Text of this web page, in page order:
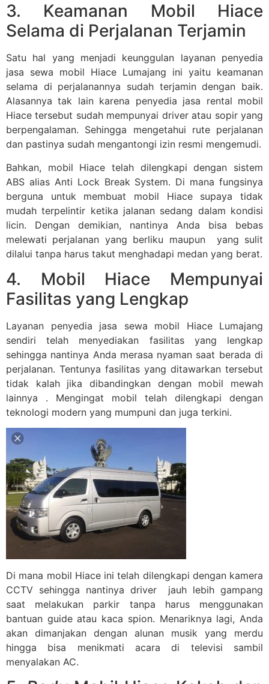
3. Keamanan Mobil Hiace
Selama di Perjalanan Terjamin
Satu hal yang menjadi keunggulan layanan penyedia
jasa sewa mobil Hiace Lumajang ini yaitu keamanan
selama di perjalanannya sudah terjamin dengan baik.
Alasannya tak lain karena penyedia jasa rental mobil
Hiace tersebut sudah mempunyai driver atau sopir yang
berpengalaman. Sehingga mengetahui rute perjalanan
dan pastinya sudah mengantongi izin resmi mengemudi.
Bahkan, mobil Hiace telah dilengkapi dengan sistem
ABS alias Anti Lock Break System. Di mana fungsinya
berguna untuk membuat mobil Hiace supaya tidak
mudah terpelintir ketika jalanan sedang dalam kondisi
licin. Dengan demikian, nantinya Anda bisa bebas
melewati perjalanan yang berliku maupun yang sulit
dilalui tanpa harus takut menghadapi medan yang berat.
4. Mobil Hiace Mempunyai
Fasilitas yang Lengkap
Layanan penyedia jasa sewa mobil Hiace Lumajang
sendiri telah menyediakan fasilitas yang lengkap
sehingga nantinya Anda merasa nyaman saat berada di
perjalanan. Tentunya fasilitas yang ditawarkan tersebut
tidak kalah jika dibandingkan dengan mobil mewah
lainnya . Mengingat mobil telah dilengkapi dengan
teknologi modern yang mumpuni dan juga terkini.
Di mana mobil Hiace ini telah dilengkapi dengan kamera
CCTV sehingga nantinya driver jauh lebih gampang
saat melakukan parkir tanpa harus menggunakan
bantuan guide atau kaca spion. Menariknya lagi, Anda
akan dimanjakan dengan alunan musik yang merdu
hingga bisa menikmati acara di televisi sambil
menyalakan AC.